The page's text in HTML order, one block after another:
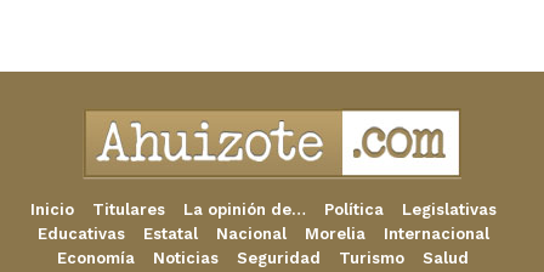
Inicio Titulares La opinión de… Política
Legislativas
Educativas
Estatal Nacional Morelia
Internacional
Economía
Noticias Seguridad Turismo Salud